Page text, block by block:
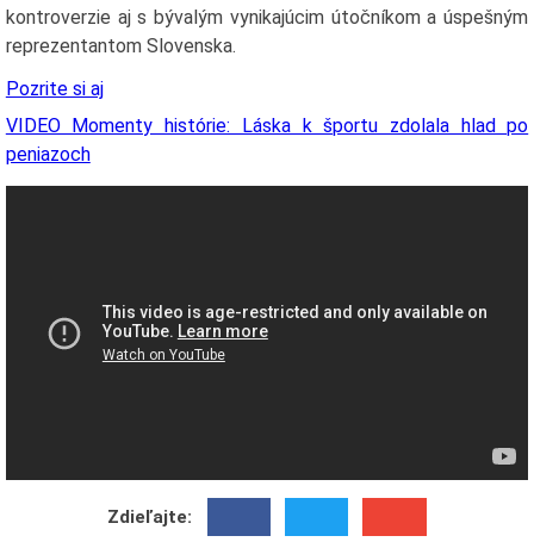
kontroverzie aj s bývalým vynikajúcim útočníkom a úspešným
reprezentantom Slovenska.
Pozrite si aj
VIDEO Momenty histórie: Láska k športu zdolala hlad po
peniazoch
Zdieľajte: